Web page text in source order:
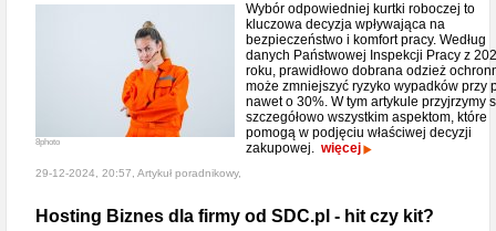
8photo
Wybór odpowiedniej kurtki roboczej to
kluczowa decyzja wpływająca na
bezpieczeństwo i komfort pracy. Według
danych Państwowej Inspekcji Pracy z
roku, prawidłowo dobrana odzież
może zmniejszyć ryzyko wypadków przy
nawet o 30%. W tym artykule przyjrzymy
szczegółowo wszystkim aspektom, które
pomogą w podjęciu właściwej decyzji
zakupowej. więcej
29-12-2024, 20:57, Artykuł poradnikowy,
Hosting Biznes dla firmy od SDC.pl - hit czy kit?